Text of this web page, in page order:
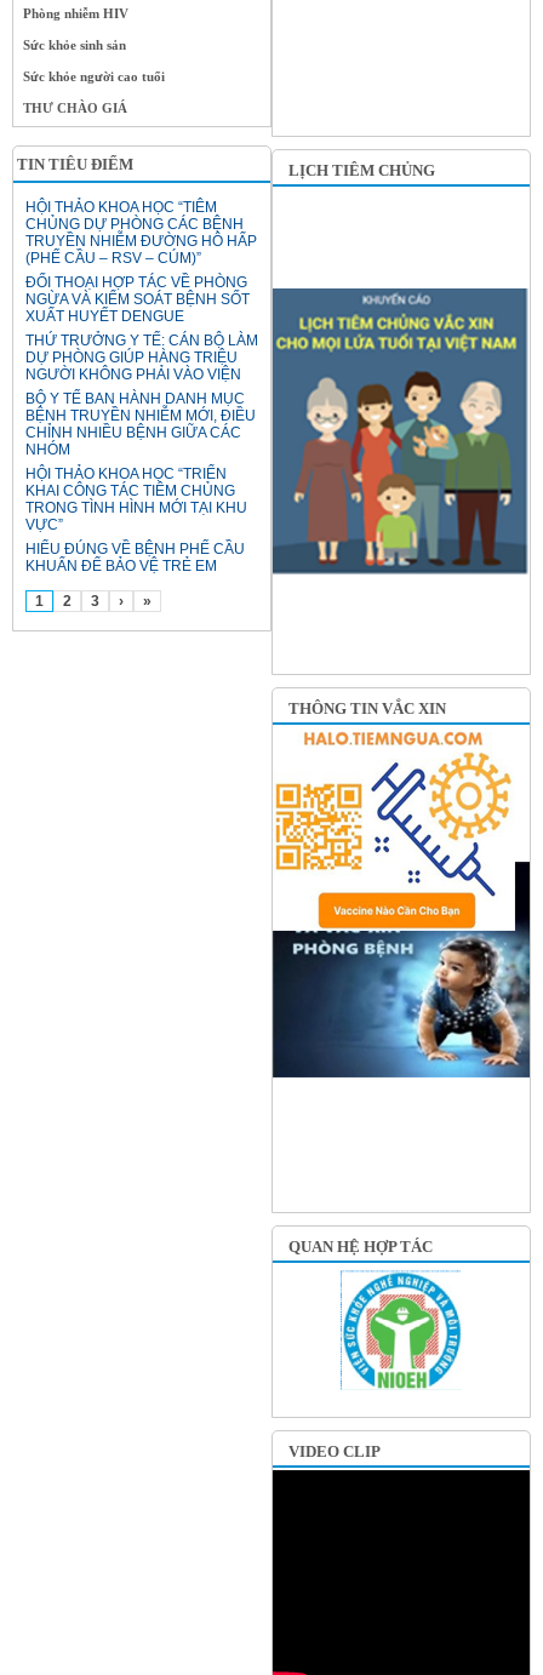
Phòng nhiễm HIV
Sức khỏe sinh sản
Sức khỏe người cao tuổi
THƯ CHÀO GIÁ
TIN TIÊU ĐIỂM
HỘI THẢO KHOA HỌC “TIÊM
CHỦNG DỰ PHÒNG CÁC BỆNH
TRUYỀN NHIỄM ĐƯỜNG HÔ HẤP
(PHẾ CẦU – RSV – CÚM)”
ĐỐI THOẠI HỢP TÁC VỀ PHÒNG
NGỪA VÀ KIỂM SOÁT BỆNH SỐT
XUẤT HUYẾT DENGUE
THỨ TRƯỞNG Y TẾ: CÁN BỘ LÀM
DỰ PHÒNG GIÚP HÀNG TRIỆU
NGƯỜI KHÔNG PHẢI VÀO VIỆN
BỘ Y TẾ BAN HÀNH DANH MỤC
BỆNH TRUYỀN NHIỄM MỚI, ĐIỀU
CHỈNH NHIỀU BỆNH GIỮA CÁC
NHÓM
HỘI THẢO KHOA HỌC “TRIỂN
KHAI CÔNG TÁC TIÊM CHỦNG
TRONG TÌNH HÌNH MỚI TẠI KHU
VỰC”
HIỂU ĐÚNG VỀ BỆNH PHẾ CẦU
KHUẨN ĐỂ BẢO VỆ TRẺ EM
1 2 3 › »
LỊCH TIÊM CHỦNG
THÔNG TIN VẮC XIN
QUAN HỆ HỢP TÁC
VIDEO CLIP